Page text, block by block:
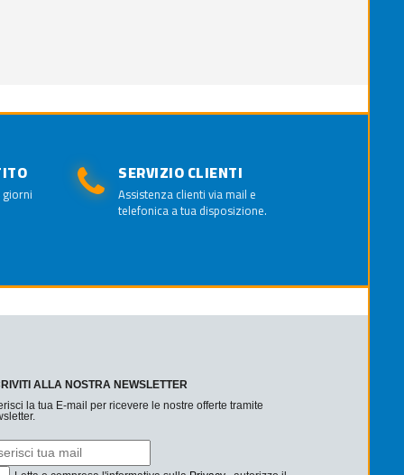
SERVIZIO CLIENTI
Assistenza clienti via mail e
telefonica a tua disposizione.
ALLA NOSTRA NEWSLETTER
la tua E-mail per ricevere le nostre offerte tramite